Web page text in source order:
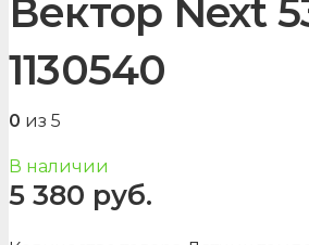
Вектор Next
1130540
0 из 5
В наличии
5 380 руб.